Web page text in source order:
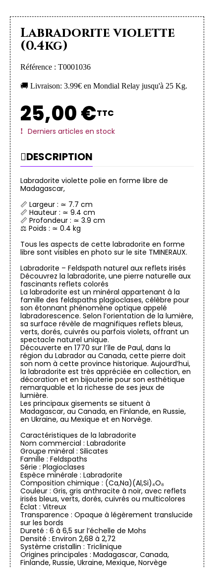
Labradorite violette
(0.4kg)
Référence : T0001036
🚚 Livraison: 3.99€ en Mondial Relay jusqu'à 25 Kg.
25,00 €TTC
Derniers articles en stock
DESCRIPTION
Labradorite violette polie en forme libre de
Madagascar,
📏 Largeur : ≃ 7.7 cm
📏 Hauteur : ≃ 9.4 cm
📏 Profondeur : ≃ 3.9 cm
⚖️ Poids : ≃ 0.4 kg
Tous les aspects de cette labradorite en forme
libre sont visibles en photo sur le site TMINERAUX.
Labradorite – Feldspath naturel aux reflets irisés
Découvrez la labradorite, une pierre naturelle aux
fascinants reflets colorés
La labradorite est un minéral appartenant à la
famille des feldspaths plagioclases, célèbre pour
son étonnant phénomène optique appelé
labradorescence. Selon l’orientation de la lumière,
sa surface révèle de magnifiques reflets bleus,
verts, dorés, cuivrés ou parfois violets, offrant un
spectacle naturel unique.
Découverte en 1770 sur l’île de Paul, dans la
région du Labrador au Canada, cette pierre doit
son nom à cette province historique. Aujourd’hui,
la labradorite est très appréciée en collection, en
décoration et en bijouterie pour son esthétique
remarquable et la richesse de ses jeux de
lumière.
Les principaux gisements se situent à
Madagascar, au Canada, en Finlande, en Russie,
en Ukraine, au Mexique et en Norvège.
Caractéristiques de la labradorite
Nom commercial : Labradorite
Groupe minéral : Silicates
Famille : Feldspaths
Série : Plagioclases
Espèce minérale : Labradorite
Composition chimique : (Ca,Na)(Al,Si)₄O₈
Couleur : Gris, gris anthracite à noir, avec reflets
irisés bleus, verts, dorés, cuivrés ou multicolores
Éclat : Vitreux
Transparence : Opaque à légèrement translucide
sur les bords
Dureté : 6 à 6,5 sur l’échelle de Mohs
Densité : Environ 2,68 à 2,72
Système cristallin : Triclinique
Origines principales : Madagascar, Canada,
Finlande, Russie, Ukraine, Mexique, Norvège